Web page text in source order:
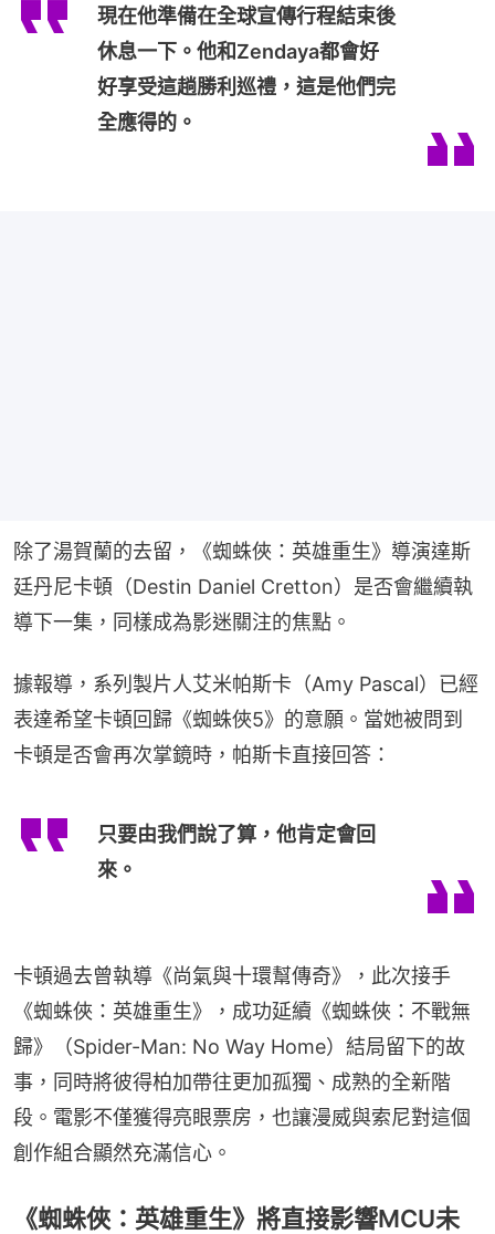
現在他準備在全球宣傳行程結束後
休息一下。他和Zendaya都會好
好享受這趟勝利巡禮，這是他們完
全應得的。
除了湯賀蘭的去留，《蜘蛛俠：英雄重生》導演達斯
廷丹尼卡頓（Destin Daniel Cretton）是否會繼續執
導下一集，同樣成為影迷關注的焦點。
據報導，系列製片人艾米帕斯卡（Amy Pascal）已經
表達希望卡頓回歸《蜘蛛俠5》的意願。當她被問到
卡頓是否會再次掌鏡時，帕斯卡直接回答：
只要由我們說了算，他肯定會回
來。
卡頓過去曾執導《尚氣與十環幫傳奇》，此次接手
《蜘蛛俠：英雄重生》，成功延續《蜘蛛俠：不戰無
歸》（Spider-Man: No Way Home）結局留下的故
事，同時將彼得柏加帶往更加孤獨、成熟的全新階
段。電影不僅獲得亮眼票房，也讓漫威與索尼對這個
創作組合顯然充滿信心。
《蜘蛛俠：英雄重生》將直接影響MCU未